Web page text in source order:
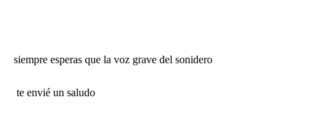
siempre esperas que la voz grave del sonidero
te envié un saludo